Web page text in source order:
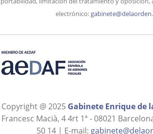
electrónico:
Copyright @ 2025 Gabinete Enrique de
Francesc Macià, 4 4rt 1ª - 08021
50 14 | E-mail: